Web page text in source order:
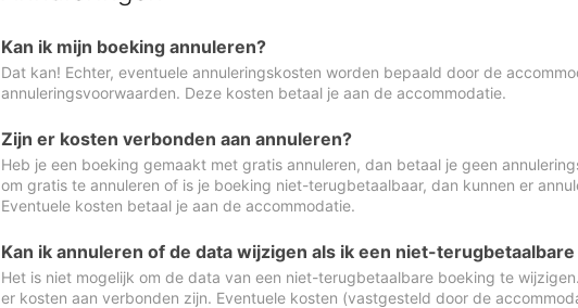
Kan ik mijn boeking annuleren?
Dat kan! Echter, eventuele annuleringskosten worden bepaald door de
annuleringsvoorwaarden. Deze kosten betaal je aan de accommodatie.
Zijn er kosten verbonden aan annuleren?
Heb je een boeking gemaakt met gratis annuleren, dan betaal je geen
om gratis te annuleren of is je boeking niet-terugbetaalbaar, dan kunnen er
Eventuele kosten betaal je aan de accommodatie.
Kan ik annuleren of de data wijzigen als ik een niet-
Het is niet mogelijk om de data van een niet-terugbetaalbare boeking te
er kosten aan verbonden zijn. Eventuele kosten (vastgesteld door de